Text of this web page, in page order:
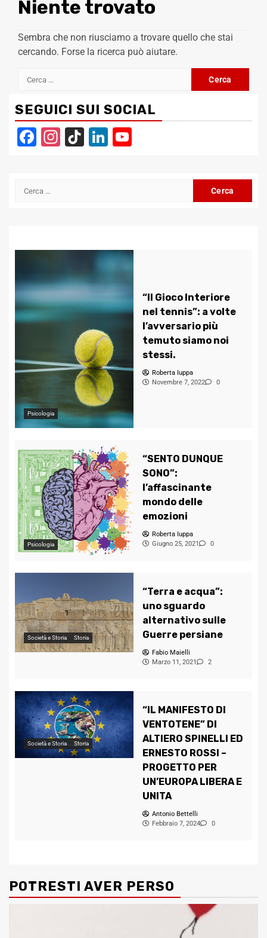
Niente trovato
Sembra che non riusciamo a trovare quello che stai
cercando. Forse la ricerca può aiutare.
Ricerca
SEGUICI SUI SOCIAL
Facebook
Instagram
TikTokLinkedIn
Ricerca
Psicologia
“Il Gioco Interiore
nel tennis”: a volte
l’avversario più
temuto siamo noi
stessi.
Roberta Iuppa
Novembre 7, 2022
0
Psicologia
“SENTO DUNQUE
SONO”:
l’affascinante
mondo delle
emozioni
Roberta Iuppa
Giugno 25, 2021
0
Società e Storia Storia
“Terra e acqua”:
uno sguardo
alternativo sulle
Guerre persiane
Fabio Maielli
Marzo 11, 2021
2
Società e Storia Storia
“IL MANIFESTO DI
VENTOTENE” DI
ALTIERO SPINELLI ED
ERNESTO ROSSI –
PROGETTO PER
UN’EUROPA LIBERA E
UNITA
Antonio Bettelli
Febbraio 7, 2024
0
POTRESTI AVER PERSO